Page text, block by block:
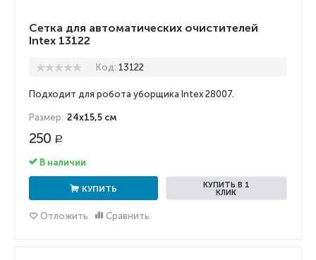
Сетка для автоматических очистителей
Intex 13122
Код: 13122
Подходит для робота уборщика Intex 28007.
Размер: 24х15,5 см
250 Р
В наличии
КУПИТЬ
КУПИТЬ В 1
КЛИК
Отложить Сравнить